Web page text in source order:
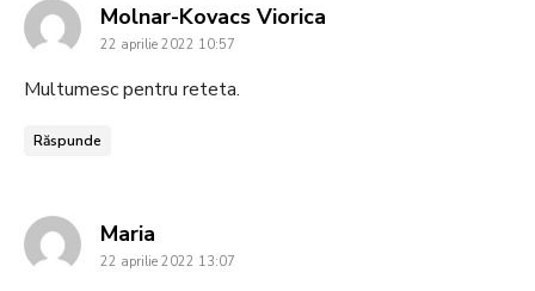
Molnar-Kovacs Viorica
22 aprilie 2022 10:57
Multumesc pentru reteta.
Răspunde
Maria
22 aprilie 2022 13:07